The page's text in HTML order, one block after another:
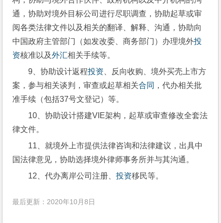
通，协助对境外目标公司进行尽职调查，协助起草或审
阅各类法律文件以及相关的翻译、解释、沟通，协助向
中国政府主管部门（如发改委、商务部门）办理境外投
资核准以及外汇相关手续等。
9、协助设计返程投资 、反向收购、境外买壳上市方
案，参与相关谈判，审查或起草相关合同 ，代办相关批
准手续（包括37号文登记）等。
10、协助设计搭建VIE架构，起草或审查修改全套法
律文件。
11、就境外上市提供法律咨询和法律建议，出具中
国法律意见，协助选择境外律师事务所并与其沟通。
12、代办离岸公司注册、投资移民等。
最后更新：2020年10月8日